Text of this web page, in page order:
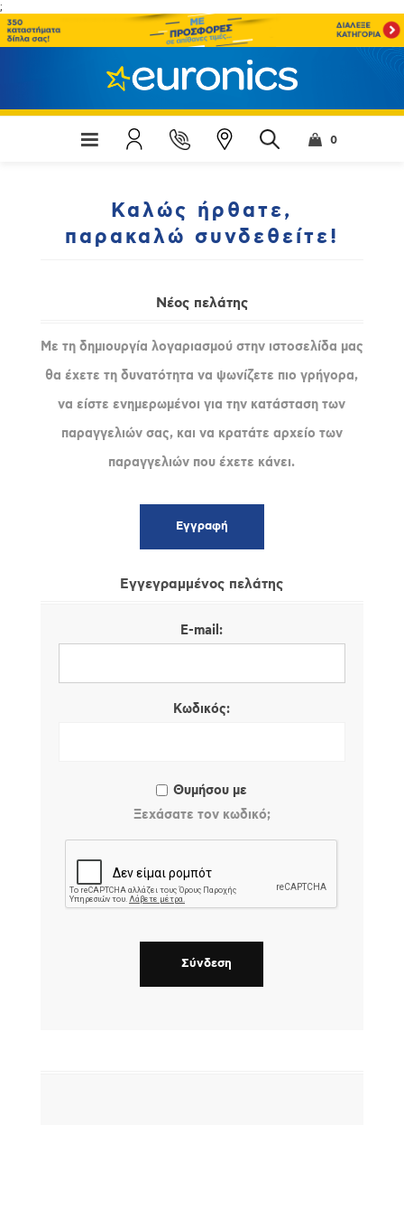
;
0
Καλώς ήρθατε,
παρακαλώ συνδεθείτε!
Νέος πελάτης
Με τη δημιουργία λογαριασμού στην ιστοσελίδα μας
θα έχετε τη δυνατότητα να ψωνίζετε πιο γρήγορα,
να είστε ενημερωμένοι για την κατάσταση των
παραγγελιών σας, και να κρατάτε αρχείο των
παραγγελιών που έχετε κάνει.
Εγγεγραμμένος πελάτης
E-mail:
Κωδικός:
Θυμήσου με
Ξεχάσατε τον κωδικό;